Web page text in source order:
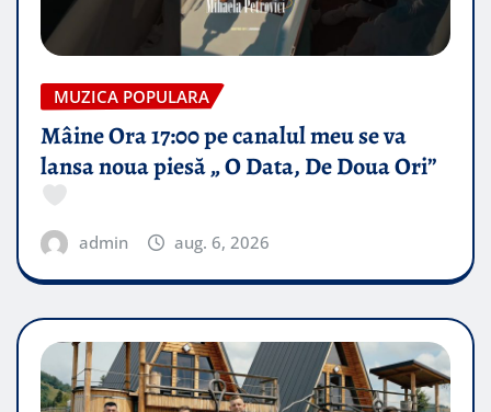
MUZICA POPULARA
Mâine Ora 17:00 pe canalul meu se va
lansa noua piesă „ O Data, De Doua Ori”
admin aug. 6, 2026